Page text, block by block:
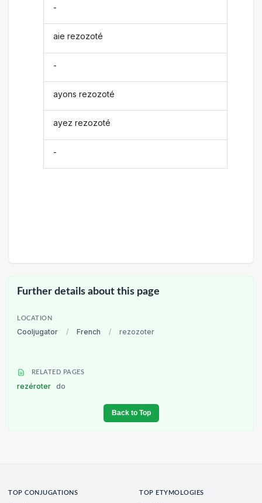
-
aie rezozoté
-
ayons rezozoté
ayez rezozoté
-
Further details about this page
LOCATION
Cooljugator / French / rezozoter
RELATED PAGES
rezéroter do
Back to Top
TOP CONJUGATIONS TOP ETYMOLOGIES